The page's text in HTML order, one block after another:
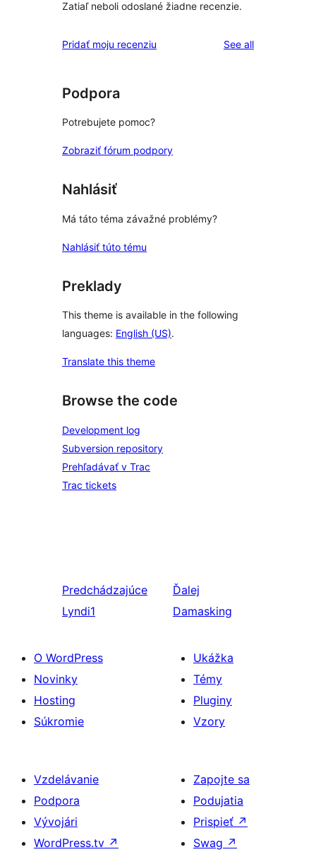
Zatiaľ neboli odoslané žiadne recenzie.
Pridať moju recenziu See allreviews
Podpora
Potrebujete pomoc?
Zobraziť fórum podpory
Nahlásiť
Má táto téma závažné problémy?
Nahlásiť túto tému
Preklady
This theme is available in the following
languages: English (US).
Translate this theme
Browse the code
Development log
Subversion repository
Prehľadávať v Trac
Trac tickets
Predchádzajúce
Lyndi1
Ďalej
Damasking
O WordPress
Novinky
Hosting
Súkromie
Ukážka
Témy
Pluginy
Vzory
Vzdelávanie
Podpora
Vývojári
WordPress.tv ↗
Zapojte sa
Podujatia
Prispieť ↗
Swag ↗